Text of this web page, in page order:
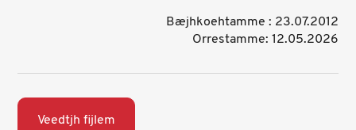
Bæjhkoehtamme : 23.07.2012
Orrestamme: 12.05.2026
Veedtjh fijlem